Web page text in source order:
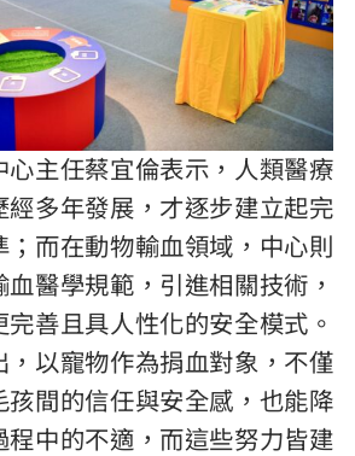
心主任蔡宜倫表示，人類醫療
經多年發展，才逐步建立起完
而在動物輸血領域，中心則
醫學規範，引進相關技術，
善且具人性化的安全模式。
，以寵物作為捐血對象，不僅
孩間的信任與安全感，也能降
程中的不適，而這些努力皆建